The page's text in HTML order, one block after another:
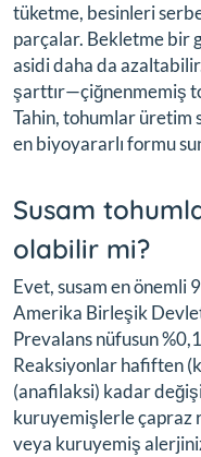
tüketme, besinleri
parçalar. Bekletme bir
asidi daha da
şarttır—çiğnenmemiş
Tahin, tohumlar üretim
en biyoyararlı formu
Susam
olabilir mi?
Evet, susam en önemli
Amerika Birleşik
Prevalans nüfusun
Reaksiyonlar hafiften
(anafilaksi) kadar
kuruyemişlerle çapraz
veya kuruyemiş